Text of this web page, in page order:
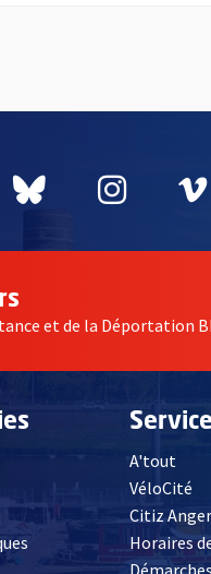
nouvelle
une
Bluesky
, Ouvre une
,
et de la Déportation
A'tout
VéloCité
Citiz
Horaires